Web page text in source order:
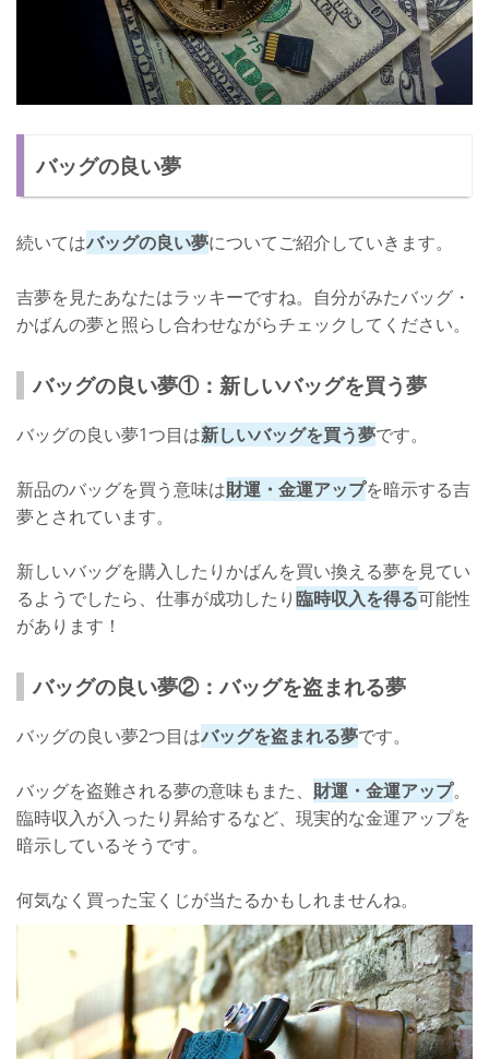
バッグの良い夢
続いてはバッグの良い夢についてご紹介していきます。
吉夢を見たあなたはラッキーですね。自分がみたバッグ・
かばんの夢と照らし合わせながらチェックしてください。
バッグの良い夢①：新しいバッグを買う夢
バッグの良い夢1つ目は新しいバッグを買う夢です。
新品のバッグを買う意味は財運・金運アップを暗示する吉
夢とされています。
新しいバッグを購入したりかばんを買い換える夢を見てい
るようでしたら、仕事が成功したり臨時収入を得る可能性
があります！
バッグの良い夢②：バッグを盗まれる夢
バッグの良い夢2つ目はバッグを盗まれる夢です。
バッグを盗難される夢の意味もまた、 財運・金運アップ。
臨時収入が入ったり昇給するなど、現実的な金運アップを
暗示しているそうです。
何気なく買った宝くじが当たるかもしれませんね。